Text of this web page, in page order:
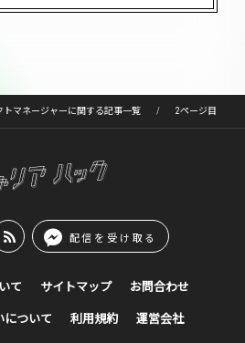
トマネージャーに関する記事一覧 2ページ目
配信を受け取る
て サイトマップ お問合わせ
について 利用規約 運営会社